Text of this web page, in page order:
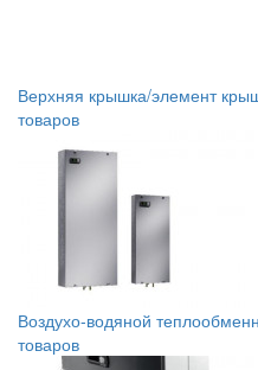
Верхняя крышка/элемент
товаров
Воздухо-водяной
товаров